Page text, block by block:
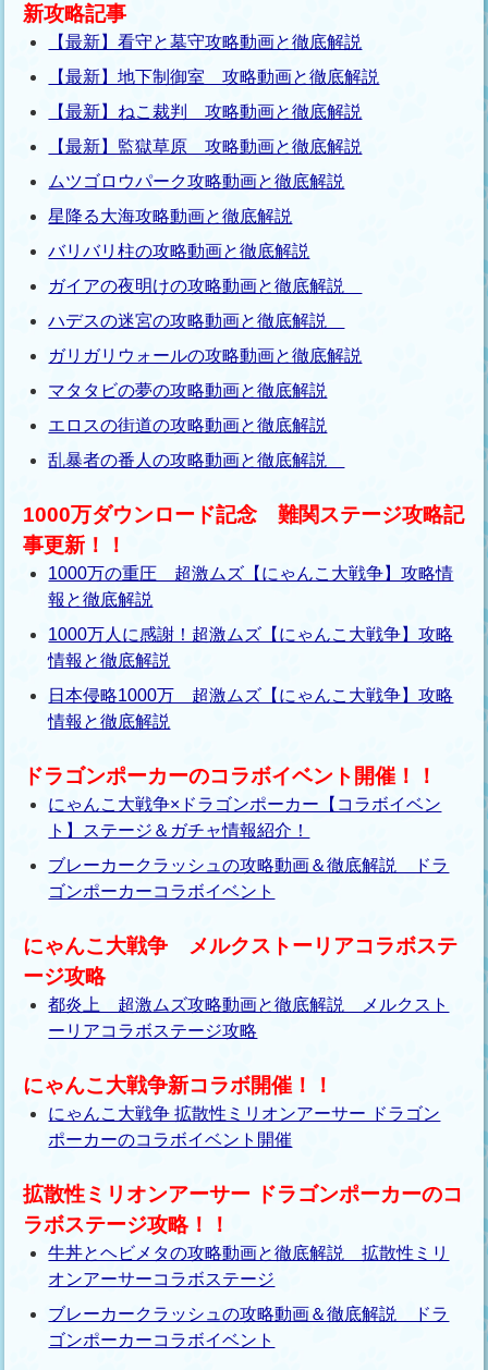
新攻略記事
【最新】看守と墓守攻略動画と徹底解説
【最新】地下制御室 攻略動画と徹底解説
【最新】ねこ裁判 攻略動画と徹底解説
【最新】監獄草原 攻略動画と徹底解説
ムツゴロウパーク攻略動画と徹底解説
星降る大海攻略動画と徹底解説
バリバリ柱の攻略動画と徹底解説
ガイアの夜明けの攻略動画と徹底解説
ハデスの迷宮の攻略動画と徹底解説
ガリガリウォールの攻略動画と徹底解説
マタタビの夢の攻略動画と徹底解説
エロスの街道の攻略動画と徹底解説
乱暴者の番人の攻略動画と徹底解説
1000万ダウンロード記念 難関ステージ攻略記
事更新！！
1000万の重圧 超激ムズ【にゃんこ大戦争】攻略情
報と徹底解説
1000万人に感謝！超激ムズ【にゃんこ大戦争】攻略
情報と徹底解説
日本侵略1000万 超激ムズ【にゃんこ大戦争】攻略
情報と徹底解説
ドラゴンポーカーのコラボイベント開催！！
にゃんこ大戦争×ドラゴンポーカー【コラボイベン
ト】ステージ＆ガチャ情報紹介！
ブレーカークラッシュの攻略動画＆徹底解説 ドラ
ゴンポーカーコラボイベント
にゃんこ大戦争 メルクストーリアコラボステ
ージ攻略
都炎上 超激ムズ攻略動画と徹底解説 メルクスト
ーリアコラボステージ攻略
にゃんこ大戦争新コラボ開催！！
にゃんこ大戦争 拡散性ミリオンアーサー ドラゴン
ポーカーのコラボイベント開催
拡散性ミリオンアーサー ドラゴンポーカーのコ
ラボステージ攻略！！
牛丼とヘビメタの攻略動画と徹底解説 拡散性ミリ
オンアーサーコラボステージ
ブレーカークラッシュの攻略動画＆徹底解説 ドラ
ゴンポーカーコラボイベント